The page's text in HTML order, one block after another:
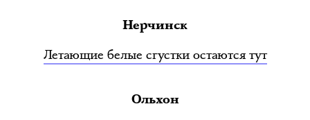
Нерчинск
Летающие белые сгустки остаются тут
Ольхон